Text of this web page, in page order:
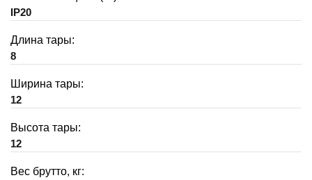
IP20
Длина тары:
8
Ширина тары:
12
Высота тары:
12
Вес брутто, кг: